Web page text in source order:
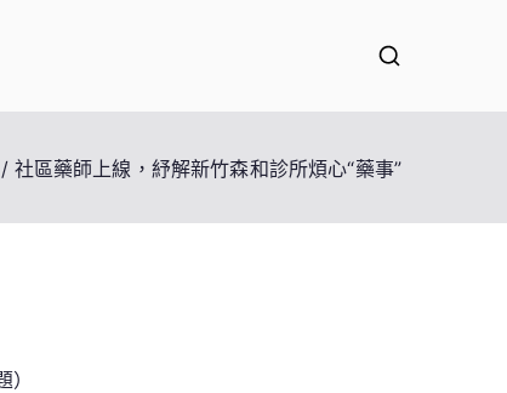
社區藥師上線，紓解新竹森和診所煩心“藥事”
）